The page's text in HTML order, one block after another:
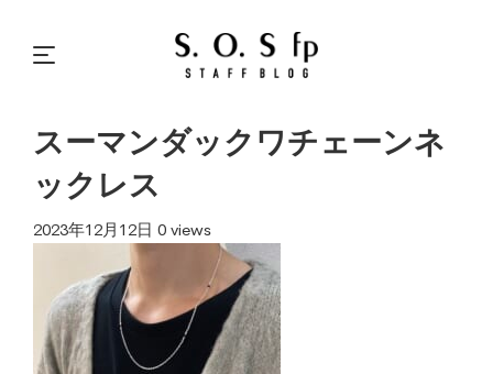
スーマンダックワチェーンネ
ックレス
2023年12月12日 0 views